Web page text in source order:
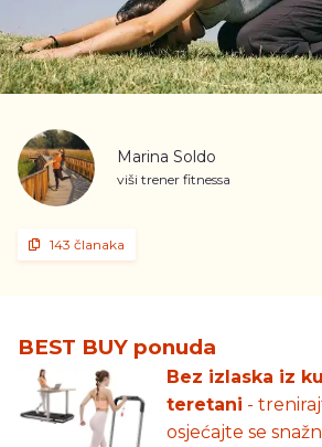
Marina Soldo
viši trener fitnessa
143 članaka
BEST BUY ponuda
Bez izlaska iz
teretani -
osjećajte se